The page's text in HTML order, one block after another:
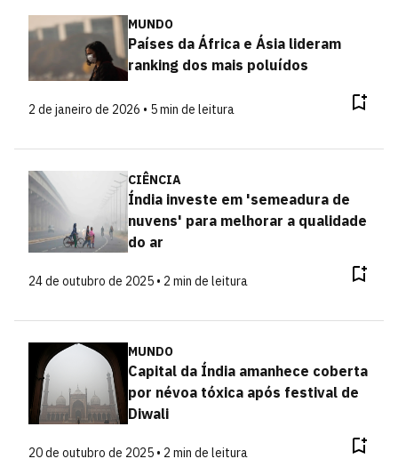
MUNDO
Países da África e Ásia lideram
ranking dos mais poluídos
2 de janeiro de 2026 • 5 min de leitura
CIÊNCIA
Índia investe em 'semeadura de
nuvens' para melhorar a qualidade
do ar
24 de outubro de 2025 • 2 min de leitura
MUNDO
Capital da Índia amanhece coberta
por névoa tóxica após festival de
Diwali
20 de outubro de 2025 • 2 min de leitura